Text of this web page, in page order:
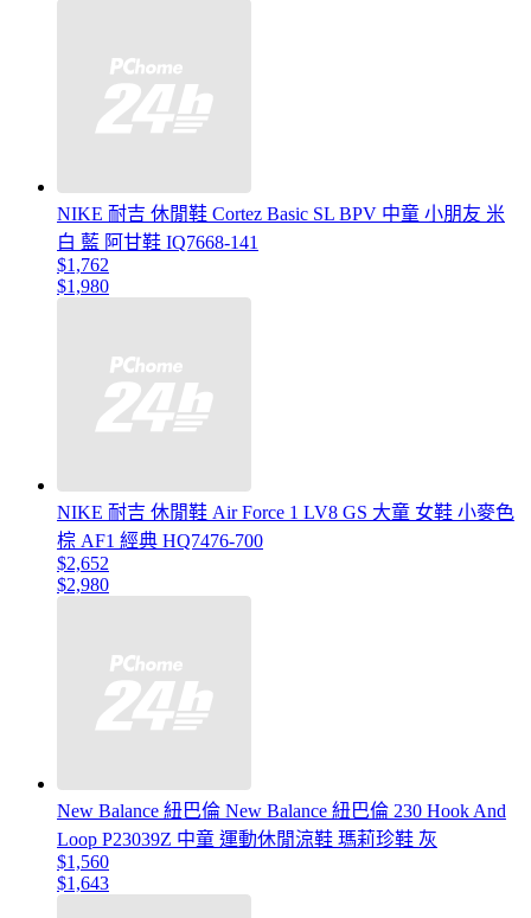
NIKE 耐吉 休閒鞋 Cortez Basic SL BPV 中童 小朋友 米
白 藍 阿甘鞋 IQ7668-141
$1,762
$1,980
NIKE 耐吉 休閒鞋 Air Force 1 LV8 GS 大童 女鞋 小麥色
棕 AF1 經典 HQ7476-700
$2,652
$2,980
New Balance 紐巴倫 New Balance 紐巴倫 230 Hook And
Loop P23039Z 中童 運動休閒涼鞋 瑪莉珍鞋 灰
$1,560
$1,643